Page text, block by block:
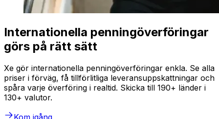
Internationella penningöverföringar
görs på rätt sätt
Xe gör internationella penningöverföringar enkla. Se alla
priser i förväg, få tillförlitliga leveransuppskattningar och
spåra varje överföring i realtid. Skicka till 190+ länder i
130+ valutor.
Kom igång